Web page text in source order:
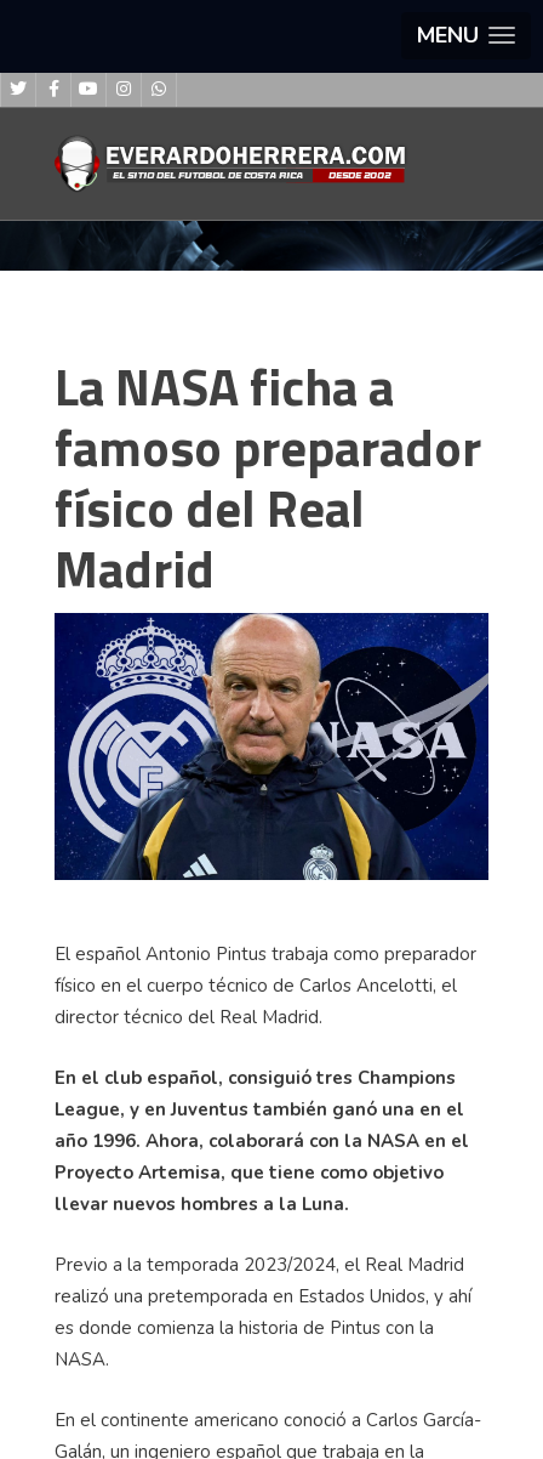
MENU
La NASA ficha a
famoso preparador
físico del Real
Madrid
El español Antonio Pintus trabaja como preparador
físico en el cuerpo técnico de Carlos Ancelotti, el
director técnico del Real Madrid.
En el club español, consiguió tres Champions
League, y en Juventus también ganó una en el
año 1996. Ahora, colaborará con la NASA en el
Proyecto Artemisa, que tiene como objetivo
llevar nuevos hombres a la Luna.
Previo a la temporada 2023/2024, el Real Madrid
realizó una pretemporada en Estados Unidos, y ahí
es donde comienza la historia de Pintus con la
NASA.
En el continente americano conoció a Carlos García-
Galán, un ingeniero español que trabaja en la